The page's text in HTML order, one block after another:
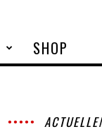
SHOP